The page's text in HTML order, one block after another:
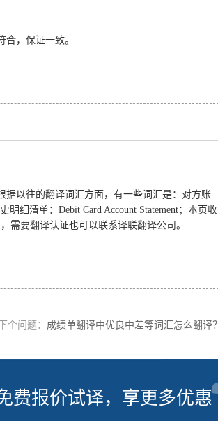
，保证一致。
以往的翻译词汇方面，有一些词汇是：对方账
明细清单： Debit Card Account Statement；本页收
需要翻译认证也可以联系译联翻译公司。
个问题： 成绩单翻译中优良中差等词汇怎么翻译？
费报价试译，享更多优惠